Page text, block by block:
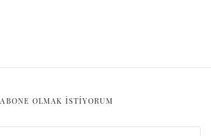
ABONE OLMAK ISTIYORUM